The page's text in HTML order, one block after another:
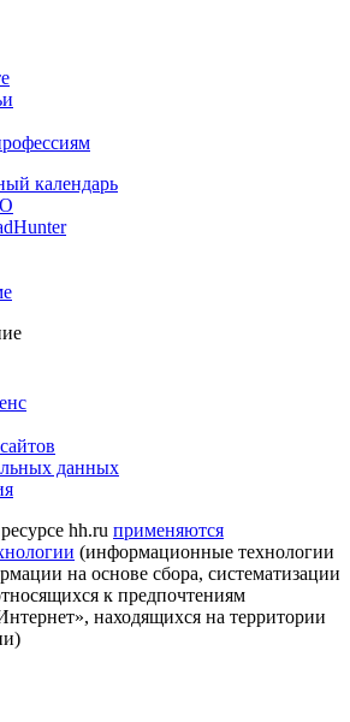
календарь
данных
hh.ru применяются
(информационные технологии
на основе сбора, систематизации
к предпочтениям
находящихся на территории